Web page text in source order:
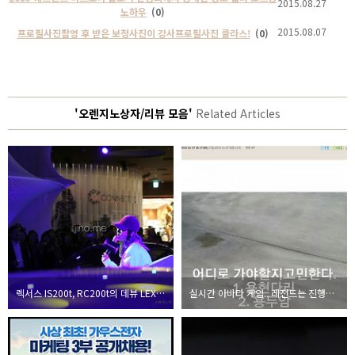
노하우 (0)
2015.08.27
프로필사진촬영 후 받은 보정사진이 강사프로필사진 클라스! (0) 2015.08.07
'오렌지노상자/리뷰 모음' Related Articles
렉서스 IS200t, RC200t의 데뷰 LEXUS TURBO Night Party 실시간 아바타 게임.. 레전드는 진행중이다!